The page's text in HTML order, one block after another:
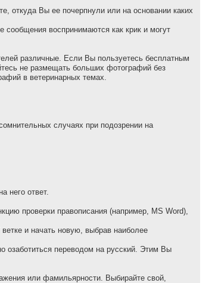
откуда Вы ее почерпнули или на основании каких
воспринимаются как крик и могут
различные. Если Вы пользуетесь бесплатным
не размещать больших фотографий без
в ветеринарных темах.
случаях при подозрении на
него ответ.
проверки правописания (например, MS Word),
и начать новую, выбрав наиболее
озаботиться переводом на русский. Этим Вы
или фамильярности. Выбирайте свой,